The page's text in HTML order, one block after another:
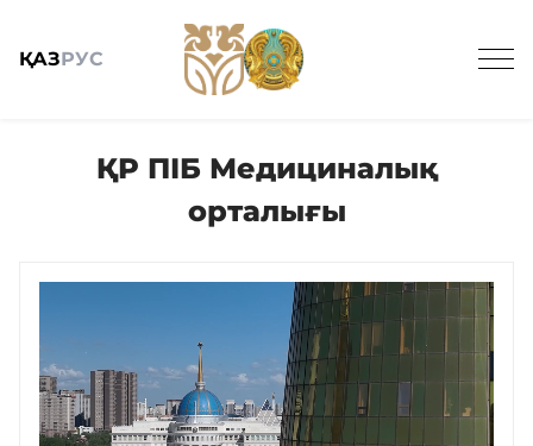
ҚАЗРУС
Баспасөз
Заңнама және кадрлармен қамтамасыз ету
ҚР ПІБ Медициналық
орталығы